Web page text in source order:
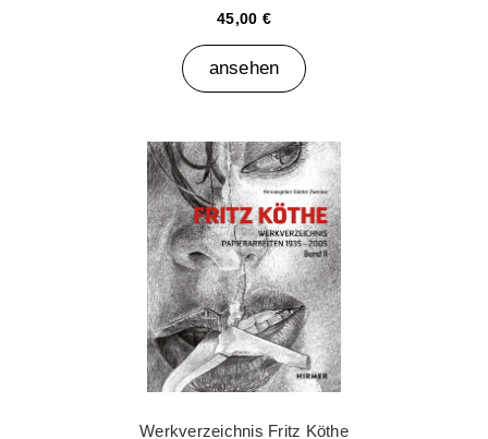
45,00 €
ansehen
Werkverzeichnis Fritz Köthe